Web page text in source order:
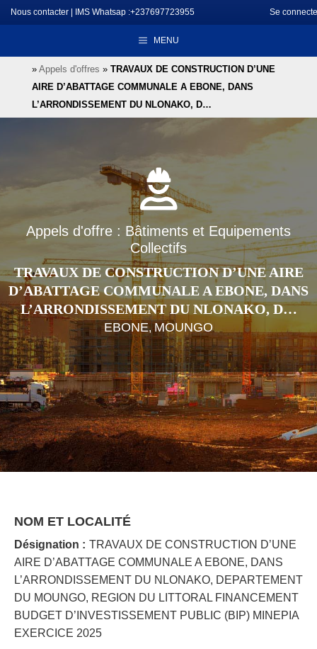
Aller
au
Nous contacter IMS Whatsap :+237697723955 Se
MENU
» Appels d'offres » TRAVAUX DE CONSTRUCTION D’UNE
AIRE D’ABATTAGE COMMUNALE A EBONE, DANS
L’ARRONDISSEMENT DU NLONAKO, D…
Appels d'offre : Bâtiments et Equipements
Collectifs
TRAVAUX DE CONSTRUCTION D’UNE AIRE
D’ABATTAGE COMMUNALE A EBONE, DANS
L’ARRONDISSEMENT DU NLONAKO, D…
EBONE,MOUNGO
NOM ET LOCALITÉ
Désignation : TRAVAUX DE CONSTRUCTION D’UNE
AIRE D’ABATTAGE COMMUNALE A EBONE, DANS
L’ARRONDISSEMENT DU NLONAKO, DEPARTEMENT
DU MOUNGO, REGION DU LITTORAL FINANCEMENT
BUDGET D’INVESTISSEMENT PUBLIC (BIP) MINEPIA
EXERCICE 2025